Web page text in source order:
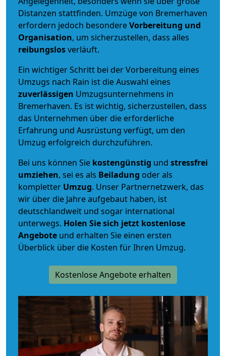
Distanzen stattfinden. Umzüge von Bremerhaven
erfordern jedoch besondereVorbereitung und
Organisation, um sicherzustellen, dass alles
reibungslosverläuft.
Ein wichtiger Schritt bei der Vorbereitung eines
Umzugs nach Rain ist die Auswahl eines
zuverlässigen Umzugsunternehmens in
Bremerhaven. Es ist wichtig, sicherzustellen, dass
das Unternehmen über die erforderliche
Erfahrung und Ausrüstung verfügt, um den
Umzug erfolgreich durchzuführen.
Bei uns können Sie kostengünstig und stressfrei
umziehen, sei es als Beiladung oder als
kompletter Umzug. Unser Partnernetzwerk, das
wir über die Jahre aufgebaut haben, ist
deutschlandweit und sogar international
unterwegs. Holen Sie sich jetzt kostenlose
Angebote und erhalten Sie einen ersten
Überblick über die Kosten für Ihren Umzug.
Kostenlose Angebote erhalten